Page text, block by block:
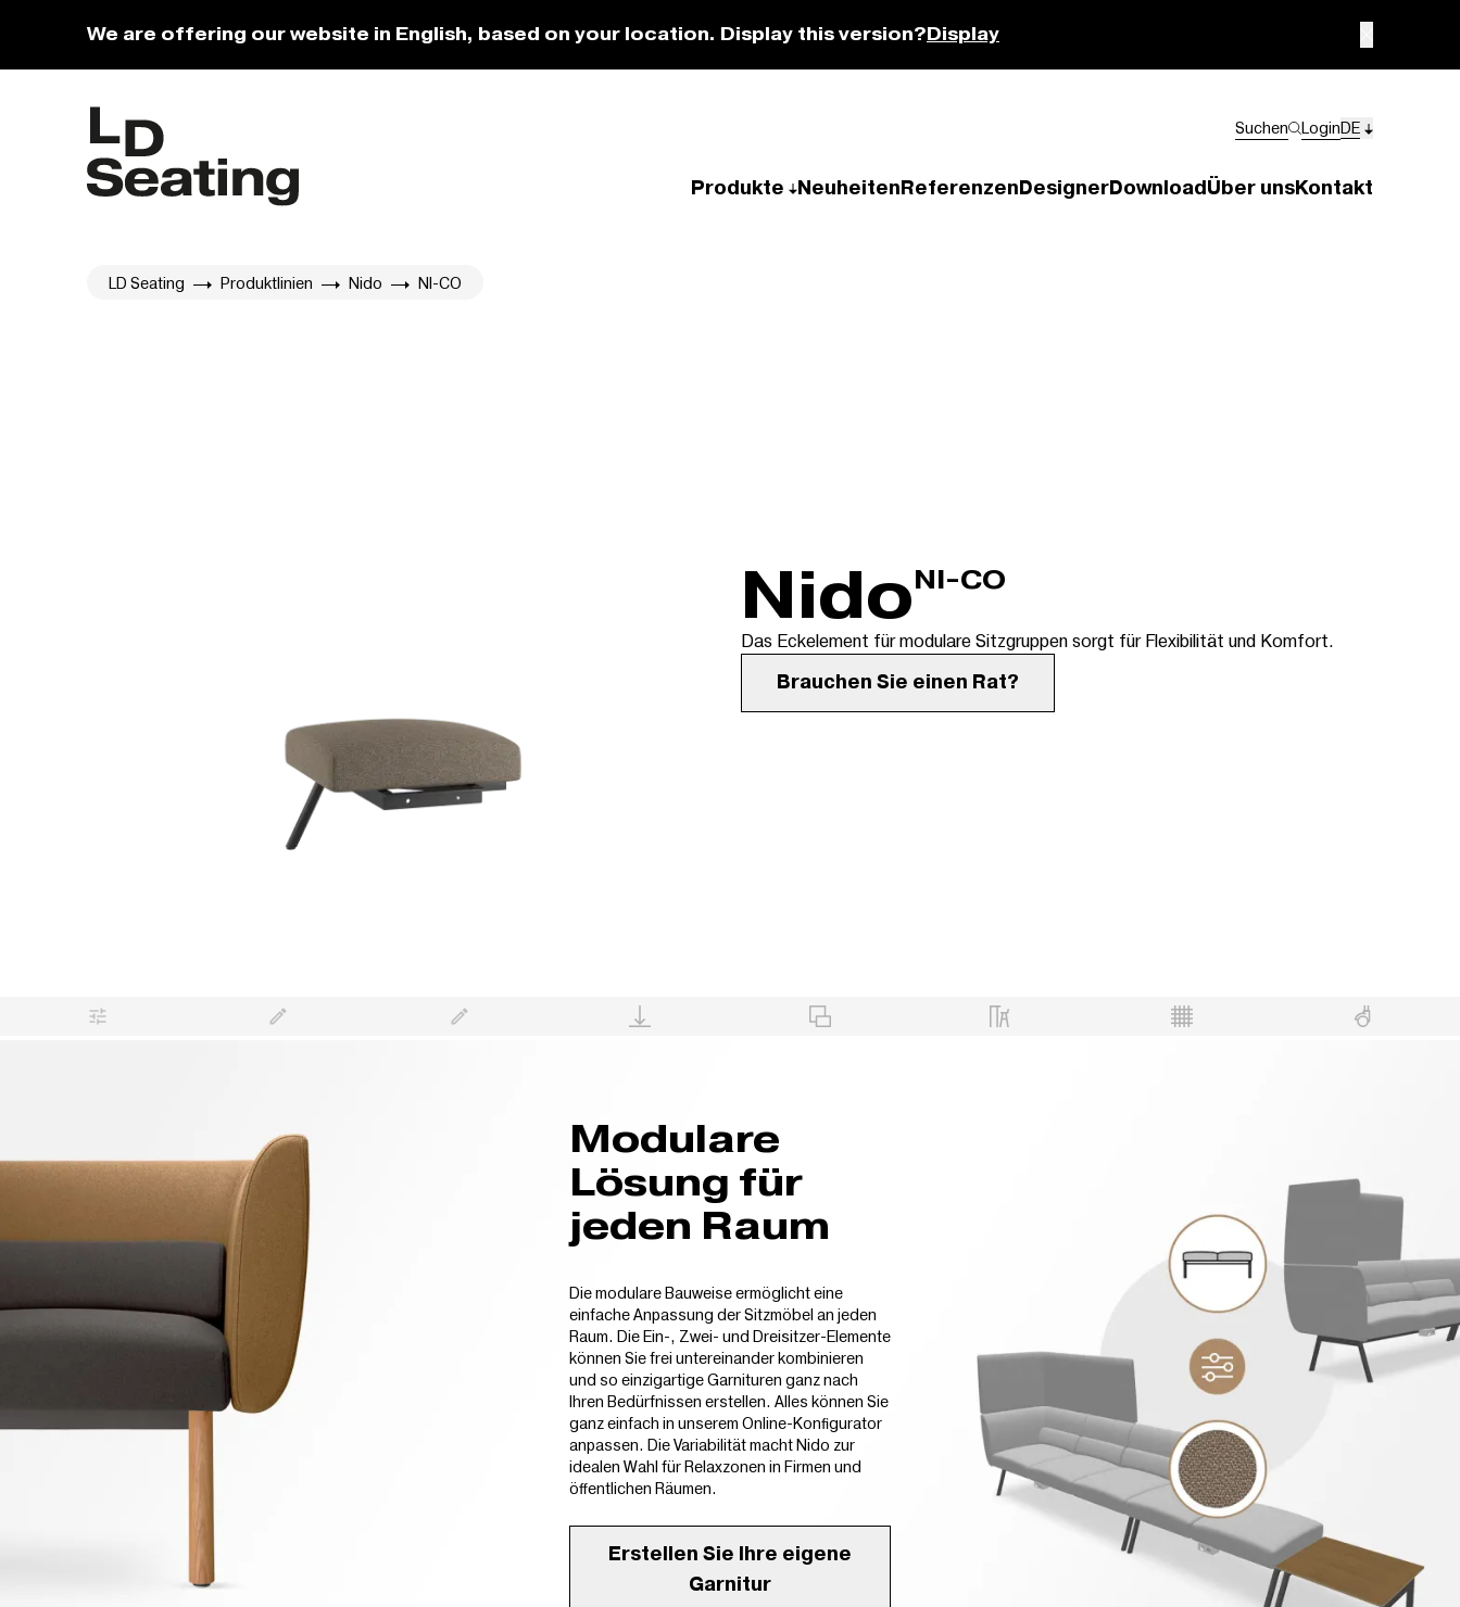
We are offering our website in English, based on your location. Display this version?Display
Suchen LoginDE
Produkte NeuheitenReferenzenDesignerDownloadÜber unsKontakt
LD Seating Produktlinien Nido NI-CO
NidoNI-CO
Das Eckelement für modulare Sitzgruppen sorgt für Flexibilität und Komfort.
Brauchen Sie einen Rat?
Modulare
Lösung für
jeden Raum
Die modulare Bauweise ermöglicht eine
einfache Anpassung der Sitzmöbel an jeden
Raum. Die Ein-, Zwei- und Dreisitzer-Elemente
können Sie frei untereinander kombinieren
und so einzigartige Garnituren ganz nach
Ihren Bedürfnissen erstellen. Alles können Sie
ganz einfach in unserem Online-Konfigurator
anpassen. Die Variabilität macht Nido zur
idealen Wahl für Relaxzonen in Firmen und
öffentlichen Räumen.
Erstellen Sie Ihre eigene
Garnitur